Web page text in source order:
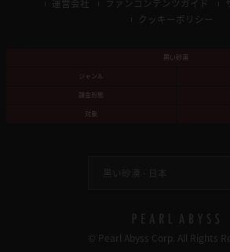
運営会社
ファンコンテンツガイド
クッキーポリシー
黒い砂漠
ジャンル
課金形態
対象
黒い砂漠 - 日本
© Pearl Abyss Corp. All Rights